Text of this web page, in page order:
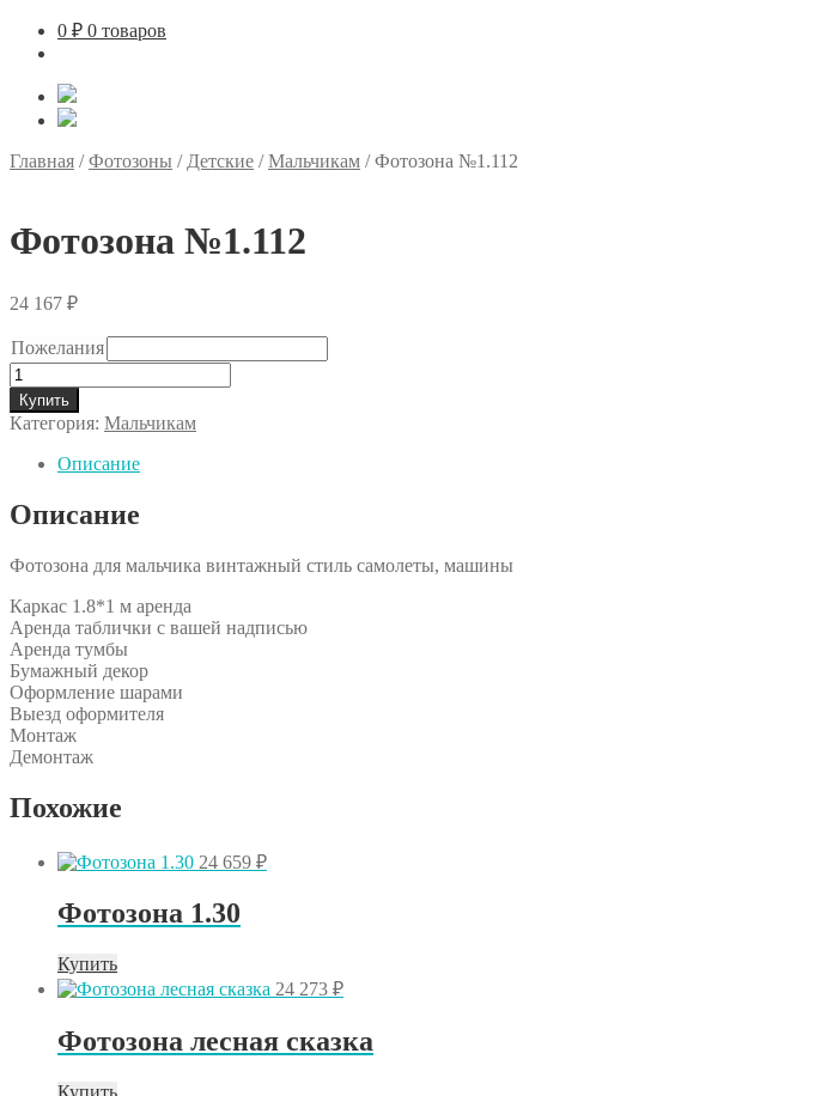
0 ₽ 0 товаров
Главная /Фотозоны / Детские /Мальчикам /Фотозона №1.112
Фотозона №1.112
24 167 ₽
Пожелания
Количество
товара
Фотозона
№1.112
Купить
Категория: Мальчикам
Описание
Описание
Фотозона для мальчика винтажный стиль самолеты, машины
Каркас 1.8*1 м аренда
Аренда таблички с вашей надписью
Аренда тумбы
Бумажный декор
Оформление шарами
Выезд оформителя
Монтаж
Демонтаж
Похожие
24 659 ₽
Фотозона 1.30
Купить
24 273 ₽
Фотозона лесная сказка